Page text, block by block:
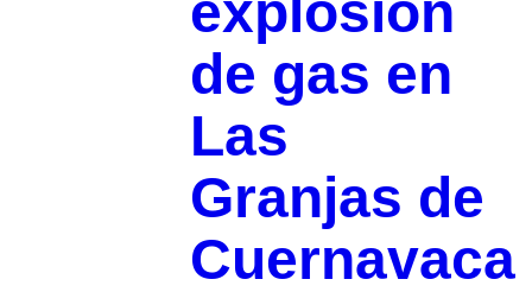
de gas en
Las
Granjas de
Cuernavaca